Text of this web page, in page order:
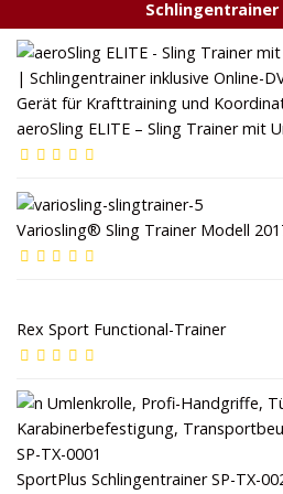
Schlingentrainer
aeroSling ELITE – Sling Trainer mit
Variosling® Sling Trainer Modell
Rex Sport Functional-Trainer
SportPlus Schlingentrainer SP-TX-